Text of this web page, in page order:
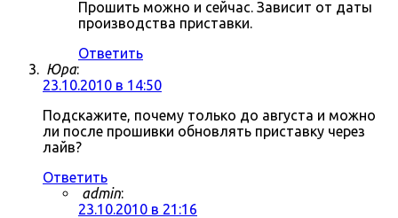
Прошить можно и сейчас. Зависит от даты
производства приставки.
Ответить
Юра:
23.10.2010 в 14:50
Подскажите, почему только до августа и можно
ли после прошивки обновлять приставку через
лайв?
Ответить
admin:
23.10.2010 в 21:16